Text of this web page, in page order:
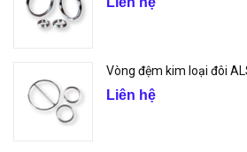
Vòng đệm kim loại đôi
Liên hệ